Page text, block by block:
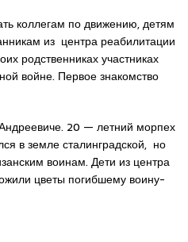
коллегам по движению, детям
из центра реабилитации
родственниках участниках
войне. Первое знакомство
20 — летний морпех
в земле сталинградской, но
воинам. Дети из центра
цветы погибшему воину-